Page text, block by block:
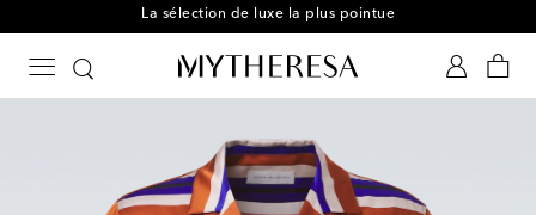
La sélection de luxe la plus pointue